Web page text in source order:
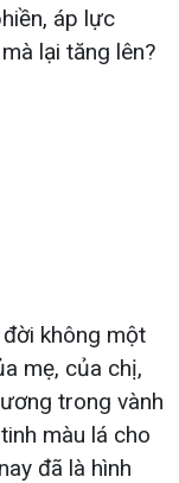
áp lực
lại tăng lên?
không một
mẹ, của chị,
trong vành
màu lá cho
đã là hình